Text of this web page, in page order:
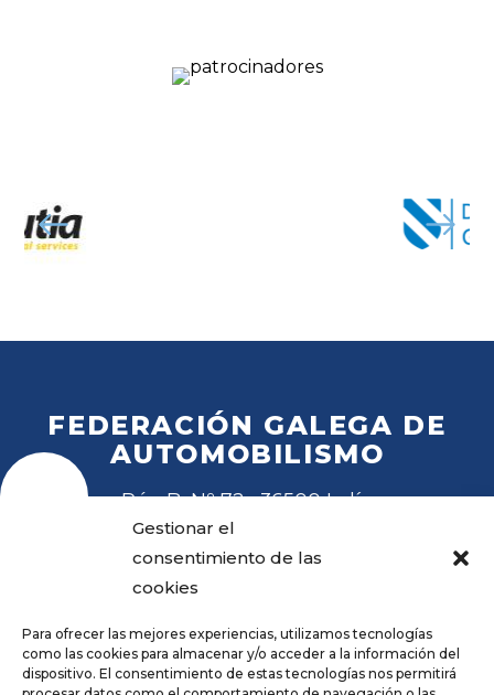
Gestionar el
consentimiento de las
cookies
Para ofrecer las mejores experiencias, utilizamos tecnologías
como las cookies para almacenar y/o acceder a la información del
dispositivo. El consentimiento de estas tecnologías nos permitirá
FEDERACIÓN GALEGA DE
AUTOMOBILISMO
Rúa B, Nº 72 · 36500 Lalín
Tel. 988 27 28 41
Emailfga@fga.es